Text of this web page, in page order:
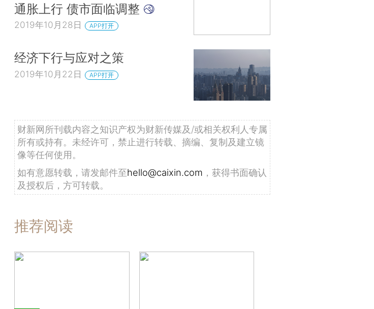
通胀上行 债市面临调整
2019年10月28日 APP打开
经济下行与应对之策
2019年10月22日 APP打开
财新网所刊载内容之知识产权为财新传媒及/或相关权利人专属
所有或持有。未经许可，禁止进行转载、摘编、复制及建立镜
像等任何使用。
如有意愿转载，请发邮件至hello@caixin.com ，获得书面确认
及授权后，方可转载。
推荐阅读